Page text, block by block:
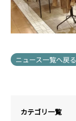
ニュース一覧へ戻る
カテゴリ一覧